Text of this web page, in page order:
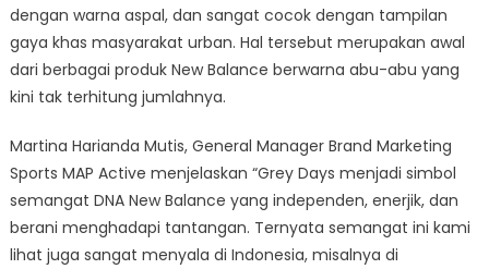
dengan warna aspal, dan sangat cocok dengan tampilan
gaya khas masyarakat urban. Hal tersebut merupakan awal
dari berbagai produk New Balance berwarna abu-abu yang
kini tak terhitung jumlahnya.
Martina Harianda Mutis, General Manager Brand Marketing
Sports MAP Active menjelaskan “Grey Days menjadi simbol
semangat DNA New Balance yang independen, enerjik, dan
berani menghadapi tantangan. Ternyata semangat ini kami
lihat juga sangat menyala di Indonesia, misalnya di